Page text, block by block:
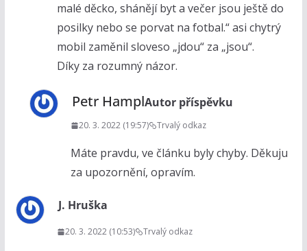
malé děcko, shánějí byt a večer jsou ještě do
posilky nebo se porvat na fotbal.“ asi chytrý
mobil zaměnil sloveso „jdou“ za „jsou“.
Díky za rozumný názor.
Petr HamplAutor příspěvku
20. 3. 2022 (19:57) Trvalý odkaz
Máte pravdu, ve článku byly chyby. Děkuju
za upozornění, opravím.
J. Hruška
20. 3. 2022 (10:53) Trvalý odkaz